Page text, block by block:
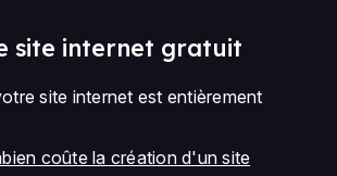
site internet gratuit
site internet est entièrement
coûte la création d'un site